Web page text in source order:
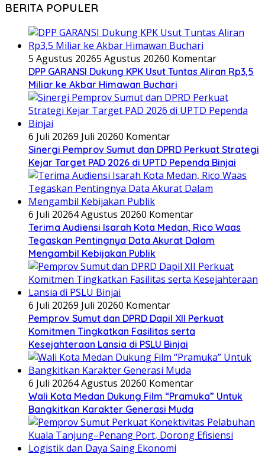
BERITA POPULER
5 Agustus 20265 Agustus 20260 Komentar
DPP GARANSI Dukung KPK Usut Tuntas Aliran Rp3,5
Miliar ke Akbar Himawan Buchari
6 Juli 20269 Juli 20260 Komentar
Sinergi Pemprov Sumut dan DPRD Perkuat Strategi
Kejar Target PAD 2026 di UPTD Pependa Binjai
6 Juli 20264 Agustus 20260 Komentar
Terima Audiensi Isarah Kota Medan, Rico Waas
Tegaskan Pentingnya Data Akurat Dalam
Mengambil Kebijakan Publik
6 Juli 20269 Juli 20260 Komentar
Pemprov Sumut dan DPRD Dapil XII Perkuat
Komitmen Tingkatkan Fasilitas serta
Kesejahteraan Lansia di PSLU Binjai
6 Juli 20264 Agustus 20260 Komentar
Wali Kota Medan Dukung Film “Pramuka” Untuk
Bangkitkan Karakter Generasi Muda